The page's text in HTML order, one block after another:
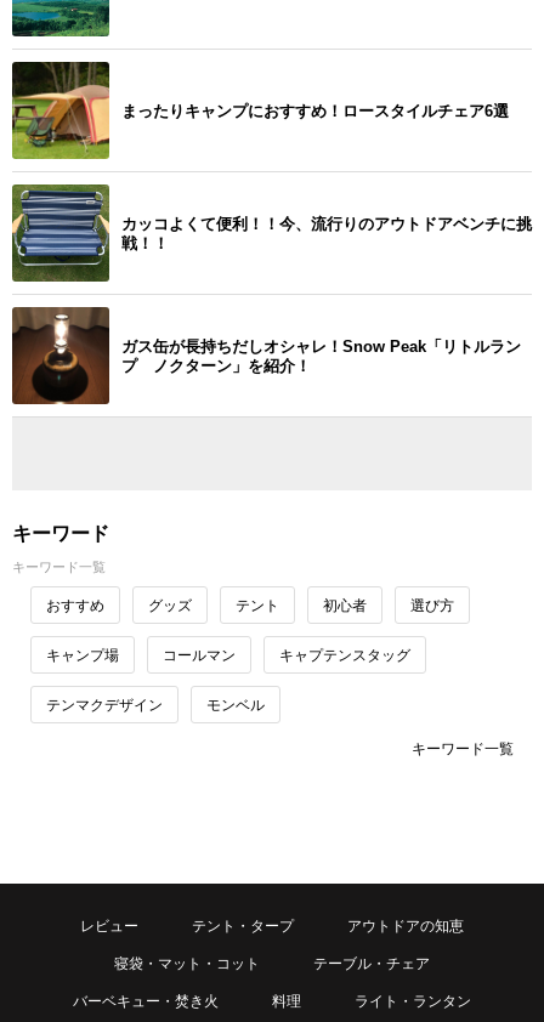
まったりキャンプにおすすめ！ロースタイルチェア6選
カッコよくて便利！！今、流行りのアウトドアベンチに挑
戦！！
ガス缶が長持ちだしオシャレ！Snow Peak「リトルラン
プ ノクターン」を紹介！
キーワード
キーワード一覧
おすすめ グッズ テント 初心者 選び方
キャンプ場 コールマン キャプテンスタッグ
テンマクデザイン モンベル
キーワード一覧
レビュー テント・タープ アウトドアの知恵
寝袋・マット・コット テーブル・チェア
バーベキュー・焚き火 料理 ライト・ランタン